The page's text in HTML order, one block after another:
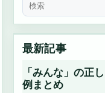
最新記事
「みんな」の正
例まとめ